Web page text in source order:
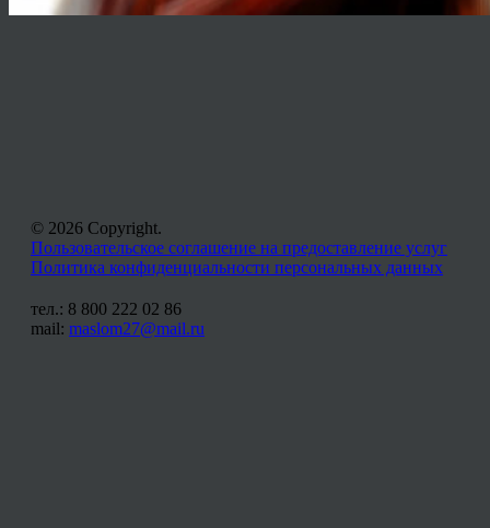
© 2026 Copyright.
Пользовательское соглашение на предоставление услуг
Политика конфиденциальности персональных данных
тел.: 8 800 222 02 86
mail: maslom27@mail.ru